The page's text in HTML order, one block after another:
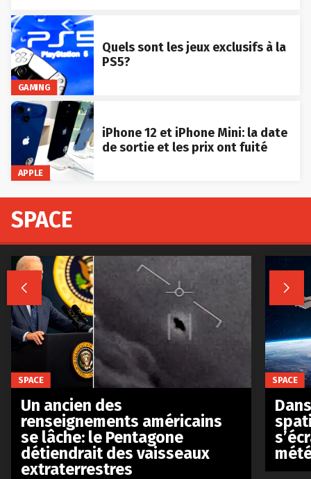
GAMING
Quels sont les jeux exclusifs à la
PS5?
APPLE
iPhone 12 et iPhone Mini: la date
de sortie et les prix ont fuité
SPACE
 
SPACE
Un ancien des
renseignements américains
se lâche: le Pentagone
détiendrait des vaisseaux
extraterrestres
SPACE